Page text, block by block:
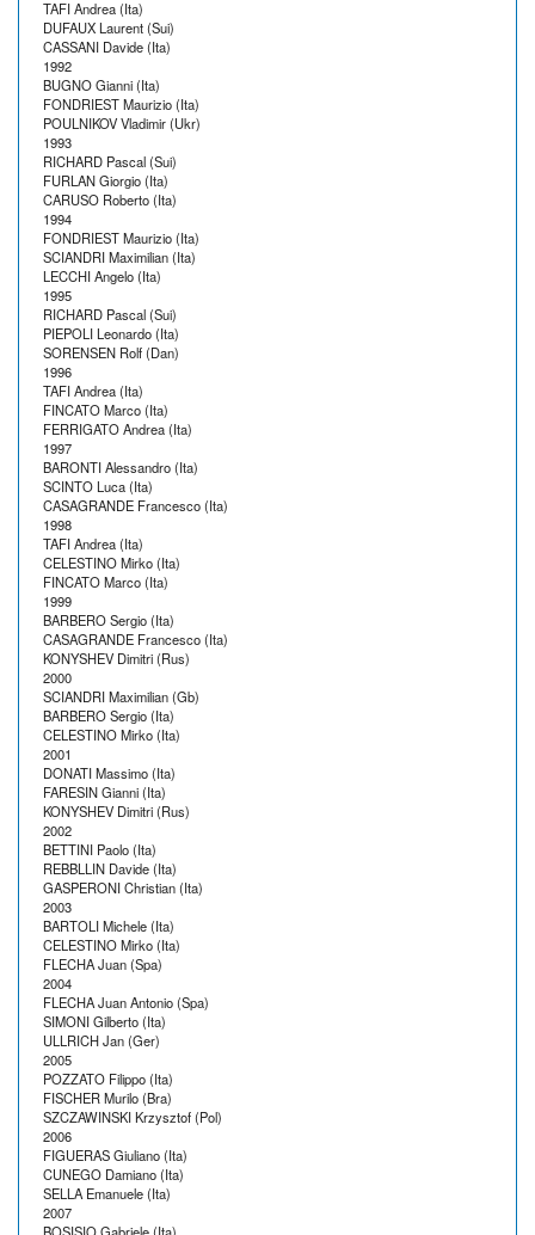
TAFI Andrea (Ita)
DUFAUX Laurent (Sui)
CASSANI Davide (Ita)
1992
BUGNO Gianni (Ita)
FONDRIEST Maurizio (Ita)
POULNIKOV Vladimir (Ukr)
1993
RICHARD Pascal (Sui)
FURLAN Giorgio (Ita)
CARUSO Roberto (Ita)
1994
FONDRIEST Maurizio (Ita)
SCIANDRI Maximilian (Ita)
LECCHI Angelo (Ita)
1995
RICHARD Pascal (Sui)
PIEPOLI Leonardo (Ita)
SORENSEN Rolf (Dan)
1996
TAFI Andrea (Ita)
FINCATO Marco (Ita)
FERRIGATO Andrea (Ita)
1997
BARONTI Alessandro (Ita)
SCINTO Luca (Ita)
CASAGRANDE Francesco (Ita)
1998
TAFI Andrea (Ita)
CELESTINO Mirko (Ita)
FINCATO Marco (Ita)
1999
BARBERO Sergio (Ita)
CASAGRANDE Francesco (Ita)
KONYSHEV Dimitri (Rus)
2000
SCIANDRI Maximilian (Gb)
BARBERO Sergio (Ita)
CELESTINO Mirko (Ita)
2001
DONATI Massimo (Ita)
FARESIN Gianni (Ita)
KONYSHEV Dimitri (Rus)
2002
BETTINI Paolo (Ita)
REBBLLIN Davide (Ita)
GASPERONI Christian (Ita)
2003
BARTOLI Michele (Ita)
CELESTINO Mirko (Ita)
FLECHA Juan (Spa)
2004
FLECHA Juan Antonio (Spa)
SIMONI Gilberto (Ita)
ULLRICH Jan (Ger)
2005
POZZATO Filippo (Ita)
FISCHER Murilo (Bra)
SZCZAWINSKI Krzysztof (Pol)
2006
FIGUERAS Giuliano (Ita)
CUNEGO Damiano (Ita)
SELLA Emanuele (Ita)
2007